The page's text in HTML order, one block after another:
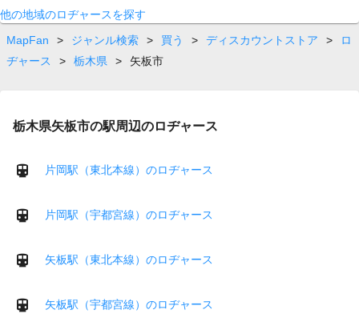
他の地域のロヂャースを探す
MapFan
> ジャンル検索 > 買う > ディスカウントストア >
ロ
ヂャース
> 栃木県 > 矢板市
栃木県矢板市の駅周辺のロヂャース
片岡駅（東北本線）のロヂャース
片岡駅（宇都宮線）のロヂャース
矢板駅（東北本線）のロヂャース
矢板駅（宇都宮線）のロヂャース